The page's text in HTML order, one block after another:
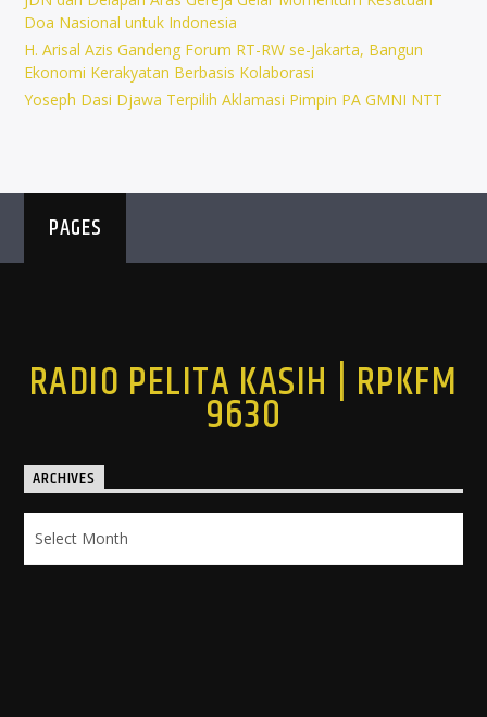
Doa Nasional untuk Indonesia
H. Arisal Azis Gandeng Forum RT-RW se-Jakarta, Bangun
Ekonomi Kerakyatan Berbasis Kolaborasi
Yoseph Dasi Djawa Terpilih Aklamasi Pimpin PA GMNI NTT
PAGES
RADIO PELITA KASIH | RPKFM
9630
ARCHIVES